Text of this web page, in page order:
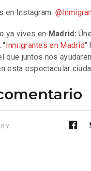
en Instagram:
ya vives en Madrid:
"Inmigrantes en Madrid"
que juntos nos
esta espectacular